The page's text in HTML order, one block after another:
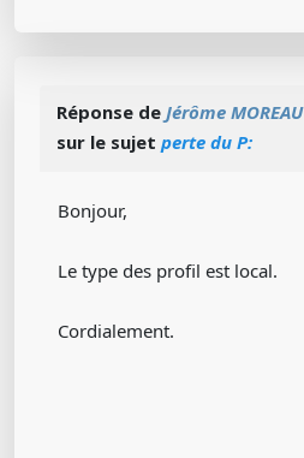
Réponse de Jérôme MOREAU
sur le sujet perte du P:
Bonjour,
Le type des profil est local.
Cordialement.